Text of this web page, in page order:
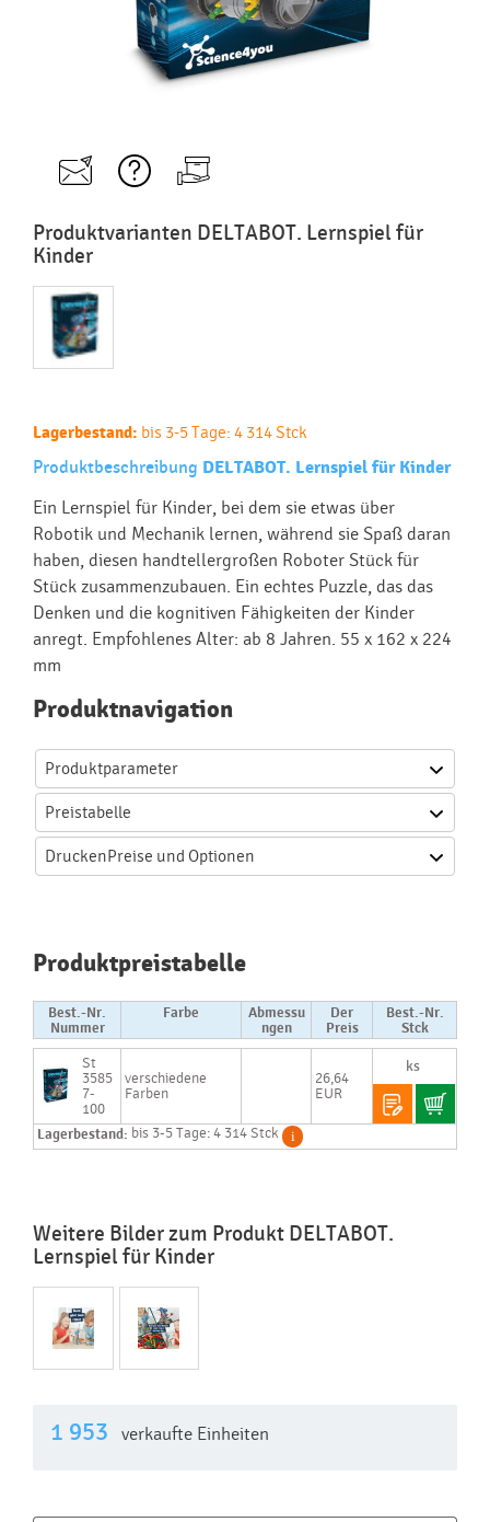
Produktvarianten DELTABOT. Lernspiel für
Kinder
Lagerbestand: bis 3-5 Tage: 4 314 Stck
Produktbeschreibung DELTABOT. Lernspiel für Kinder
Ein Lernspiel für Kinder, bei dem sie etwas über
Robotik und Mechanik lernen, während sie Spaß daran
haben, diesen handtellergroßen Roboter Stück für
Stück zusammenzubauen. Ein echtes Puzzle, das das
Denken und die kognitiven Fähigkeiten der Kinder
anregt. Empfohlenes Alter: ab 8 Jahren. 55 x 162 x 224
mm
Produktnavigation
Produktparameter
Preistabelle
DruckenPreise und Optionen
Produktpreistabelle
Best.-Nr.
Nummer
Farbe
Abmessu
ngen
Der
Preis
Best.-Nr.
Stck
St
3585
7-
100
verschiedene
Farben
26,64
EUR
Lagerbestand: bis 3-5 Tage: 4 314 Stck
Weitere Bilder zum Produkt DELTABOT.
Lernspiel für Kinder
1 953 verkaufte Einheiten